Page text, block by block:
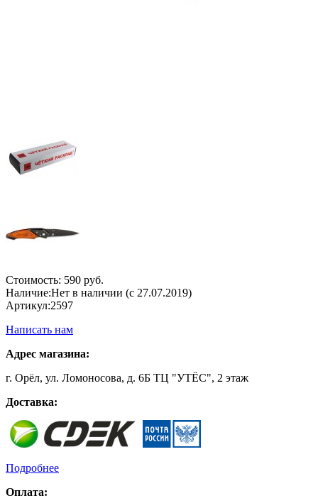
Стоимость: 590 руб.
Наличие:Нет в наличии (с 27.07.2019)
Артикул:2597
Написать нам
Адрес магазина:
г. Орёл, ул. Ломоносова, д. 6Б ТЦ "УТЁС", 2 этаж
Доставка:
Подробнее
Оплата: